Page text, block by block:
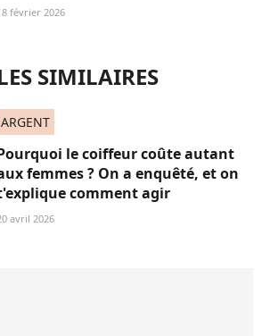
février 2026
SIMILAIRES
ARGENT
le coiffeur coûte autant
femmes ? On a enquêté, et on
comment agir
avril 2026